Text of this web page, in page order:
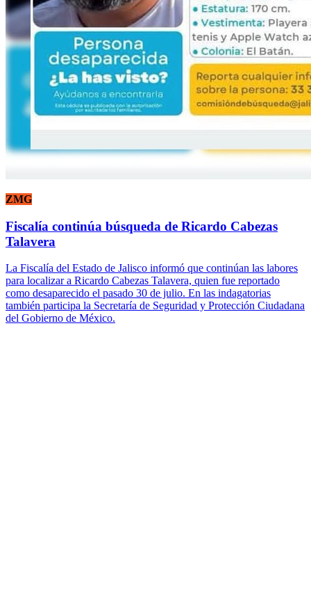
ZMG
Fiscalía continúa búsqueda de Ricardo Cabezas
Talavera
La Fiscalía del Estado de Jalisco informó que continúan las labores
para localizar a Ricardo Cabezas Talavera, quien fue reportado
como desaparecido el pasado 30 de julio. En las indagatorias
también participa la Secretaría de Seguridad y Protección Ciudadana
del Gobierno de México.